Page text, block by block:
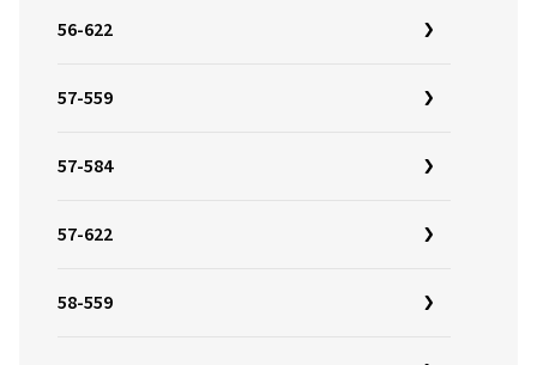
56-622
57-559
57-584
57-622
58-559